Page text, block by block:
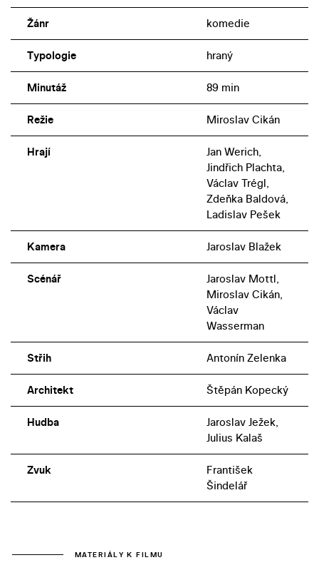
Žánr komedie
Typologie hraný
Minutáž 89 min
Režie Miroslav Cikán
Hrají
Jan Werich,
Jindřich Plachta,
Václav Trégl,
Zdeňka Baldová,
Ladislav Pešek
Kamera Jaroslav Blažek
Scénář
Jaroslav Mottl,
Miroslav Cikán,
Václav
Wasserman
Střih Antonín Zelenka
Architekt Štěpán Kopecký
Hudba
Jaroslav Ježek,
Julius Kalaš
Zvuk
František
Šindelář
MATERIÁLY K FILMU